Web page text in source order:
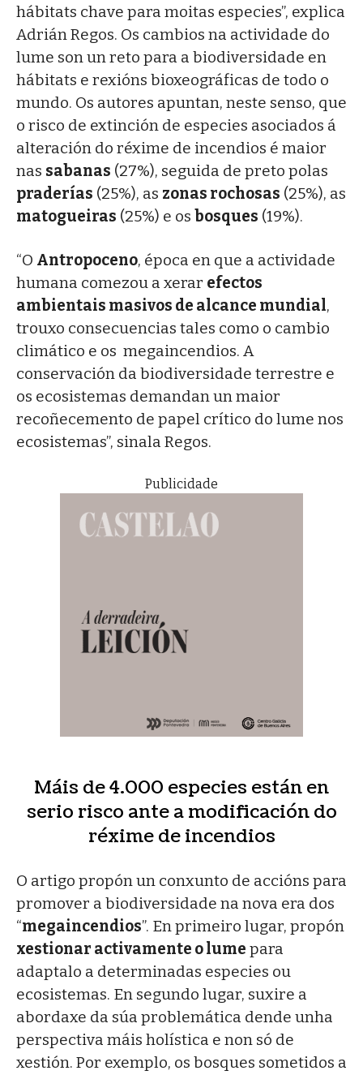
hábitats chave para moitas especies”, explica
Adrián Regos. Os cambios na actividade do
lume son un reto para a biodiversidade en
hábitats e rexións bioxeográficas de todo o
mundo. Os autores apuntan, neste senso, que
o risco de extinción de especies asociados á
alteración do réxime de incendios é maior
nas sabanas (27%), seguida de preto polas
praderías (25%), as zonas rochosas (25%), as
matogueiras (25%) e os bosques (19%).
“O Antropoceno, época en que a actividade
humana comezou a xerar efectos
ambientais masivos de alcance mundial,
trouxo consecuencias tales como o cambio
climático e os megaincendios. A
conservación da biodiversidade terrestre e
os ecosistemas demandan un maior
recoñecemento de papel crítico do lume nos
ecosistemas”, sinala Regos.
Publicidade
Máis de 4.000 especies están en
serio risco ante a modificación do
réxime de incendios
O artigo propón un conxunto de accións para
promover a biodiversidade na nova era dos
“megaincendios”. En primeiro lugar, propón
xestionar activamente o lume para
adaptalo a determinadas especies ou
ecosistemas. En segundo lugar, suxire a
abordaxe da súa problemática dende unha
perspectiva máis holística e non só de
xestión. Por exemplo, os bosques sometidos a